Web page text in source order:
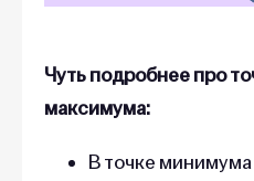
Чуть подробнее про
максимума:
В точке